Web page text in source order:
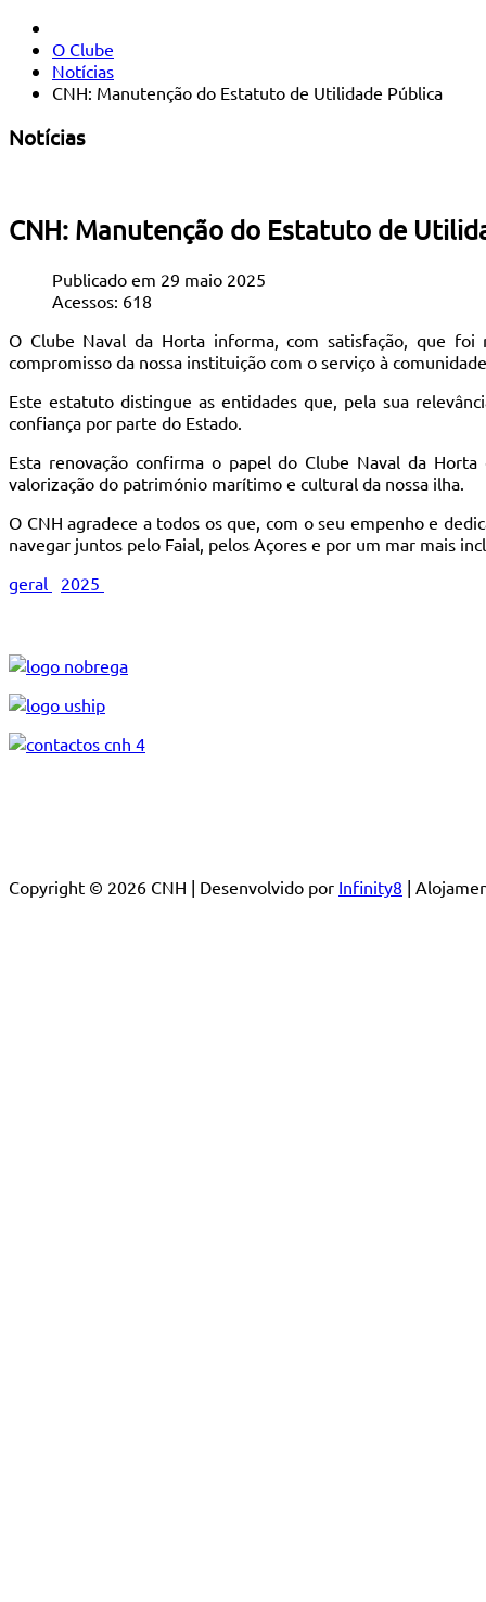
O Clube
Notícias
CNH: Manutenção do Estatuto de Utilidade Pública
Notícias
CNH: Manutenção do Estatuto de
Publicado em 29 maio 2025
Acessos: 618
O Clube Naval da Horta informa, com satisfação, que
compromisso da nossa instituição com o serviço à
Este estatuto distingue as entidades que, pela sua
confiança por parte do Estado.
Esta renovação confirma o papel do Clube Naval da
valorização do património marítimo e cultural da nossa ilha.
O CNH agradece a todos os que, com o seu empenho e
navegar juntos pelo Faial, pelos Açores e por um mar mais
geral
2025
Copyright © 2026 CNH | Desenvolvido por Infinity8 |